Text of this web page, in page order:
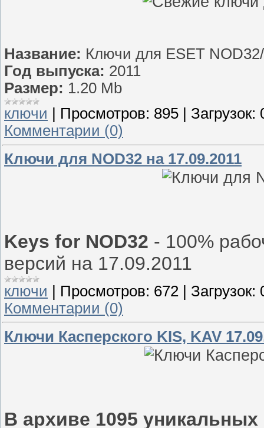
Название: Ключи для ESET
Год выпуска: 2011
Размер: 1.20 Mb
ключи
Просмотров: 895 Загрузок:
Комментарии (0)
Ключи для NOD32 на 17.09.2011
Keys for NOD32 - 100%
версий на 17.09.2011
ключи Просмотров: 672 Загрузок:
Комментарии (0)
Ключи Касперского KIS, KAV
В архиве 1095